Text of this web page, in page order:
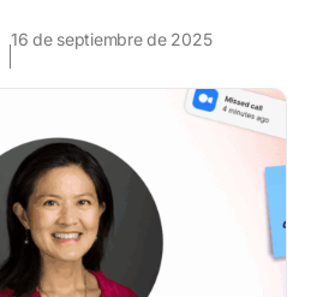
16 de septiembre de 2025